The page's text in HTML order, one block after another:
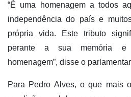
“É uma homenagem a todos
independência do país e
própria vida. Este tributo
perante a sua memória e
homenagem”, disse o
Para Pedro Alves, o que mais